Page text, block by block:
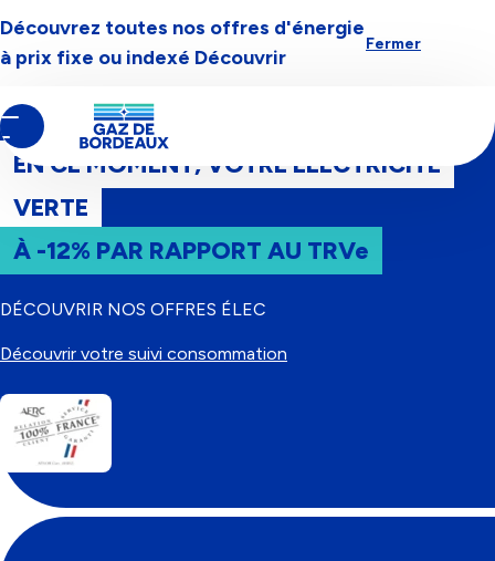
Aller à la navigation Aller au contenuAller au pied-de-page
Découvrez toutes nos offres d'énergie
à prix fixe ou indexé Découvrir
Fermer
Contenu
principal
Bienvenue chez Gaz de Bordeaux
EN CE MOMENT, VOTRE ÉLECTRICITÉ
VERTE
À -12% PAR RAPPORT AU TRVe
DÉCOUVRIR NOS OFFRES ÉLEC
Découvrir votre suivi consommation